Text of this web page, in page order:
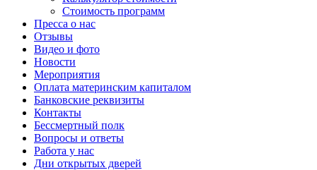
Стоимость программ
Пресса о нас
Отзывы
Видео и фото
Новости
Мероприятия
Оплата материнским капиталом
Банковские реквизиты
Контакты
Бессмертный полк
Вопросы и ответы
Работа у нас
Дни открытых дверей